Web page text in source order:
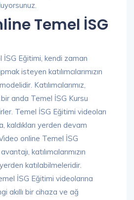
Temel İSG
İSG Eğitimi, kendi zaman
isteyen katılımcılarımızın
Katılımcılarımız,
anda Temel İSG Kursu
Temel İSG Eğitimi videoları
kaldıkları yerden devam
online Temel İSG
katılımcılarımızın
katılabilmeleridir.
İSG Eğitimi videolarına
akıllı bir cihaza ve ağ